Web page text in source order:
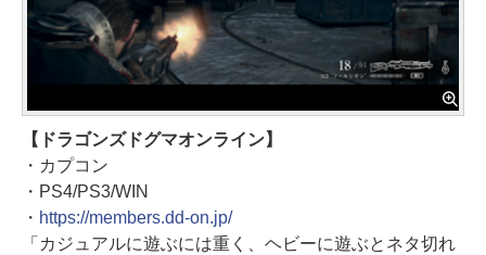
【ドラゴンズドグマオンライン】
・カプコン
・PS4/PS3/WIN
・ https://members.dd-on.jp/
「カジュアルに遊ぶには重く、ヘビーに遊ぶとネタ切れ